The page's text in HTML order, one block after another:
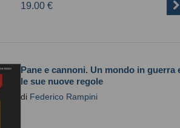
19.00 €
Pane e cannoni. Un mondo in guerra
le sue nuove regole
di Federico Rampini